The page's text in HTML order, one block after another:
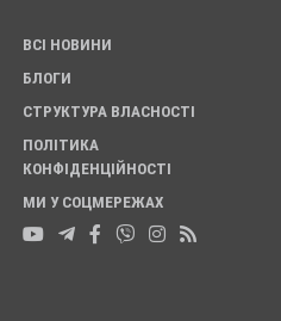
ВСІ НОВИНИ
БЛОГИ
СТРУКТУРА ВЛАСНОСТІ
ПОЛІТИКА
КОНФІДЕНЦІЙНОСТІ
МИ У СОЦМЕРЕЖАХ